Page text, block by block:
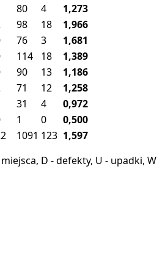
80 4
1,273
98 18
1,966
76 3
1,681
114 18
1,389
90 13
1,186
71 12
1,258
31 4
0,972
1 0
0,500
1091 123 1,597
D - defekty, U - upadki,